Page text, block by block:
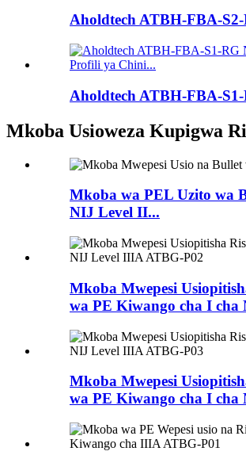
Aholdtech ATBH-FBA-
Aholdtech ATBH-FBA-
Mkoba Usioweza Kupigwa
Mkoba wa PEL Uzito wa
NIJ Level II...
Mkoba Mwepesi
wa PE Kiwango cha I cha
Mkoba Mwepesi
wa PE Kiwango cha I cha